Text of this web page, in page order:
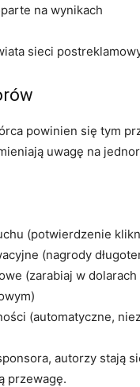
na wynikach
sieci
powinien się tym
uwagę na
(potwierdzenie
(nagrody
(zarabiaj w
(automatyczne,
autorzy stają
przewagę.